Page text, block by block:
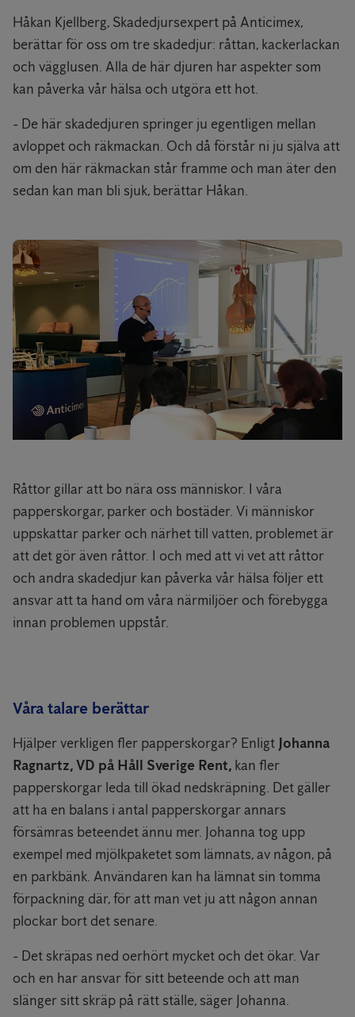
Håkan Kjellberg, Skadedjursexpert på Anticimex,
berättar för oss om tre skadedjur: råttan, kackerlackan
och vägglusen. Alla de här djuren har aspekter som
kan påverka vår hälsa och utgöra ett hot.
- De här skadedjuren springer ju egentligen mellan
avloppet och räkmackan. Och då förstår ni ju själva att
om den här räkmackan står framme och man äter den
sedan kan man bli sjuk, berättar Håkan.
Råttor gillar att bo nära oss människor. I våra
papperskorgar, parker och bostäder. Vi människor
uppskattar parker och närhet till vatten, problemet är
att det gör även råttor. I och med att vi vet att råttor
och andra skadedjur kan påverka vår hälsa följer ett
ansvar att ta hand om våra närmiljöer och förebygga
innan problemen uppstår.
Våra talare berättar
Hjälper verkligen fler papperskorgar? Enligt Johanna
Ragnartz, VD på Håll Sverige Rent, kan fler
papperskorgar leda till ökad nedskräpning. Det gäller
att ha en balans i antal papperskorgar annars
försämras beteendet ännu mer. Johanna tog upp
exempel med mjölkpaketet som lämnats, av någon, på
en parkbänk. Användaren kan ha lämnat sin tomma
förpackning där, för att man vet ju att någon annan
plockar bort det senare.
- Det skräpas ned oerhört mycket och det ökar. Var
och en har ansvar för sitt beteende och att man
slänger sitt skräp på rätt ställe, säger Johanna.